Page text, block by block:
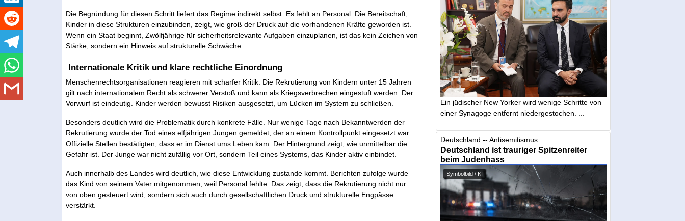
Die Begründung für diesen Schritt liefert das Regime indirekt selbst. Es fehlt an Personal. Die Bereitschaft,
Kinder in diese Strukturen einzubinden, zeigt, wie groß der Druck auf die vorhandenen Kräfte geworden ist.
Wenn ein Staat beginnt, Zwölfjährige für sicherheitsrelevante Aufgaben einzuplanen, ist das kein Zeichen von
Stärke, sondern ein Hinweis auf strukturelle Schwäche.
Internationale Kritik und klare rechtliche Einordnung
Menschenrechtsorganisationen reagieren mit scharfer Kritik. Die Rekrutierung von Kindern unter 15 Jahren
gilt nach internationalem Recht als schwerer Verstoß und kann als Kriegsverbrechen eingestuft werden. Der
Vorwurf ist eindeutig. Kinder werden bewusst Risiken ausgesetzt, um Lücken im System zu schließen.
Besonders deutlich wird die Problematik durch konkrete Fälle. Nur wenige Tage nach Bekanntwerden der
Rekrutierung wurde der Tod eines elfjährigen Jungen gemeldet, der an einem Kontrollpunkt eingesetzt war.
Offizielle Stellen bestätigten, dass er im Dienst ums Leben kam. Der Hintergrund zeigt, wie unmittelbar die
Gefahr ist. Der Junge war nicht zufällig vor Ort, sondern Teil eines Systems, das Kinder aktiv einbindet.
Auch innerhalb des Landes wird deutlich, wie diese Entwicklung zustande kommt. Berichten zufolge wurde
das Kind von seinem Vater mitgenommen, weil Personal fehlte. Das zeigt, dass die Rekrutierung nicht nur
von oben gesteuert wird, sondern sich auch durch gesellschaftlichen Druck und strukturelle Engpässe
verstärkt.
Ein jüdischer New Yorker wird wenige Schritte von
einer Synagoge entfernt niedergestochen. ...
Deutschland -- Antisemitismus
Deutschland ist trauriger Spitzenreiter
beim Judenhass
Symbolbild / KI